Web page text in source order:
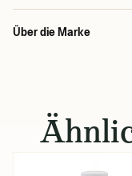
Über die Marke